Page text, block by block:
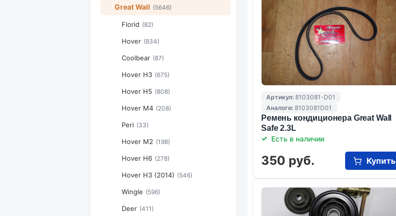
Артикул: 8103081-D01
Аналоги: 8103081D01
Ремень кондиционера Great Wall
Safe 2.3L
Есть в наличии
350 руб. Купить
Great Wall (5646)
Florid (82)
Hover (834)
Coolbear (87)
Hover H3 (675)
Hover H5 (808)
Hover M4 (208)
Peri (33)
Hover M2 (198)
Hover H6 (278)
Hover H3 (2014) (546)
Wingle (596)
Deer (411)